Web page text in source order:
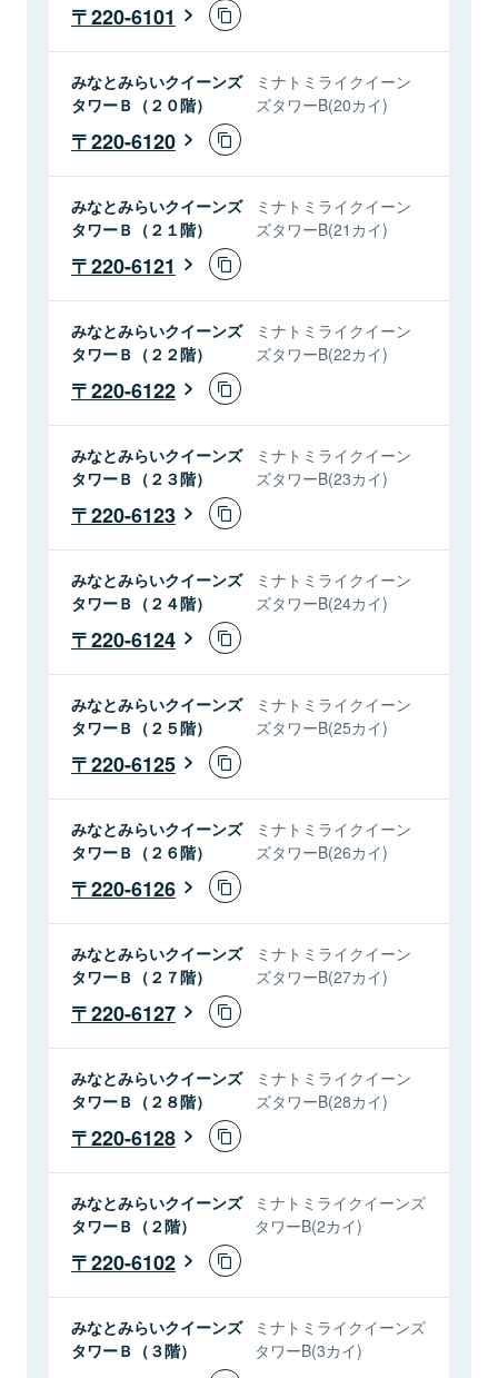
220-6101
みなとみらいクイーンズ
タワーＢ（２０階）
ミナトミライクイーン
ズタワーB(20カイ)
220-6120
みなとみらいクイーンズ
タワーＢ（２１階）
ミナトミライクイーン
ズタワーB(21カイ)
220-6121
みなとみらいクイーンズ
タワーＢ（２２階）
ミナトミライクイーン
ズタワーB(22カイ)
220-6122
みなとみらいクイーンズ
タワーＢ（２３階）
ミナトミライクイーン
ズタワーB(23カイ)
220-6123
みなとみらいクイーンズ
タワーＢ（２４階）
ミナトミライクイーン
ズタワーB(24カイ)
220-6124
みなとみらいクイーンズ
タワーＢ（２５階）
ミナトミライクイーン
ズタワーB(25カイ)
220-6125
みなとみらいクイーンズ
タワーＢ（２６階）
ミナトミライクイーン
ズタワーB(26カイ)
220-6126
みなとみらいクイーンズ
タワーＢ（２７階）
ミナトミライクイーン
ズタワーB(27カイ)
220-6127
みなとみらいクイーンズ
タワーＢ（２８階）
ミナトミライクイーン
ズタワーB(28カイ)
220-6128
みなとみらいクイーンズ
タワーＢ（２階）
ミナトミライクイーンズ
タワーB(2カイ)
220-6102
みなとみらいクイーンズ
タワーＢ（３階）
ミナトミライクイーンズ
タワーB(3カイ)